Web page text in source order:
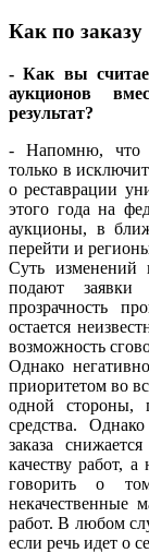
Как по заказу
- Как вы
аукционов
результат?
- Напомню, что
только в
о реставрации
этого года на
аукционы, в
перейти и
Суть изменений
подают
прозрачность
остается
возможность
Однако
приоритетом во
одной стороны,
средства.
заказа
качеству работ,
говорить о
некачественные
работ. В любом
если речь идет о